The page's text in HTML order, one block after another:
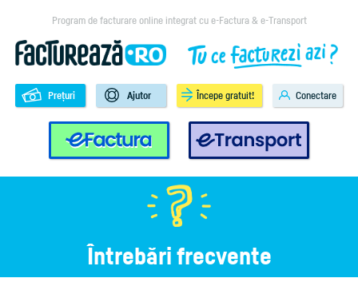
Program de facturare online integrat cu e-Factura & e-Transport
e-Factura e-Transport
Prețuri Ajutor Începe gratuit! Conectare
Întrebări frecvente